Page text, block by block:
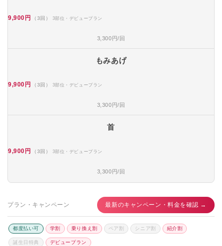
9,900円 （3回） 3部位・デビュープラン
3,300円/回
もみあげ
9,900円 （3回） 3部位・デビュープラン
3,300円/回
首
9,900円 （3回） 3部位・デビュープラン
3,300円/回
プラン・キャンペーン 最新のキャンペーン・料金を確認 →
都度払い可 学割 乗り換え割 ペア割 シニア割 紹介割
誕生日特典 デビュープラン